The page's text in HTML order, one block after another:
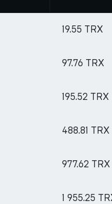
19.55 TRX
97.76 TRX
195.52 TRX
488.81 TRX
977.62 TRX
1 955.25